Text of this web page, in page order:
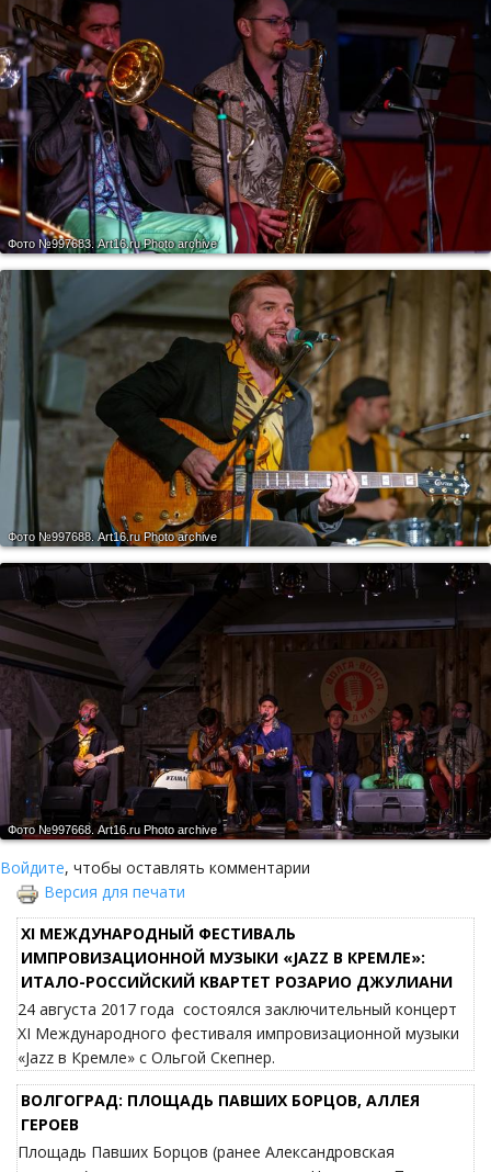
Фото №997683.Art16.ru Photo archive
Фото №997688.Art16.ru Photo archive
Фото №997668. Art16.ru Photo archive
Войдите, чтобы оставлять комментарии
Версия для печати
XI МЕЖДУНАРОДНЫЙ ФЕСТИВАЛЬ
ИМПРОВИЗАЦИОННОЙ МУЗЫКИ «JAZZ В КРЕМЛЕ»:
ИТАЛО-РОССИЙСКИЙ КВАРТЕТ РОЗАРИО ДЖУЛИАНИ
24 августа 2017 года состоялся заключительный концерт
XI Международного фестиваля импровизационной музыки
«Jazz в Кремле» с Ольгой Скепнер.
ВОЛГОГРАД: ПЛОЩАДЬ ПАВШИХ БОРЦОВ, АЛЛЕЯ
ГЕРОЕВ
Площадь Павших Борцов (ранее Александровская